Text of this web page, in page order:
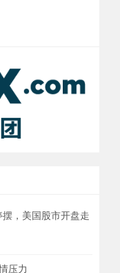
，美国股市开盘走
压力